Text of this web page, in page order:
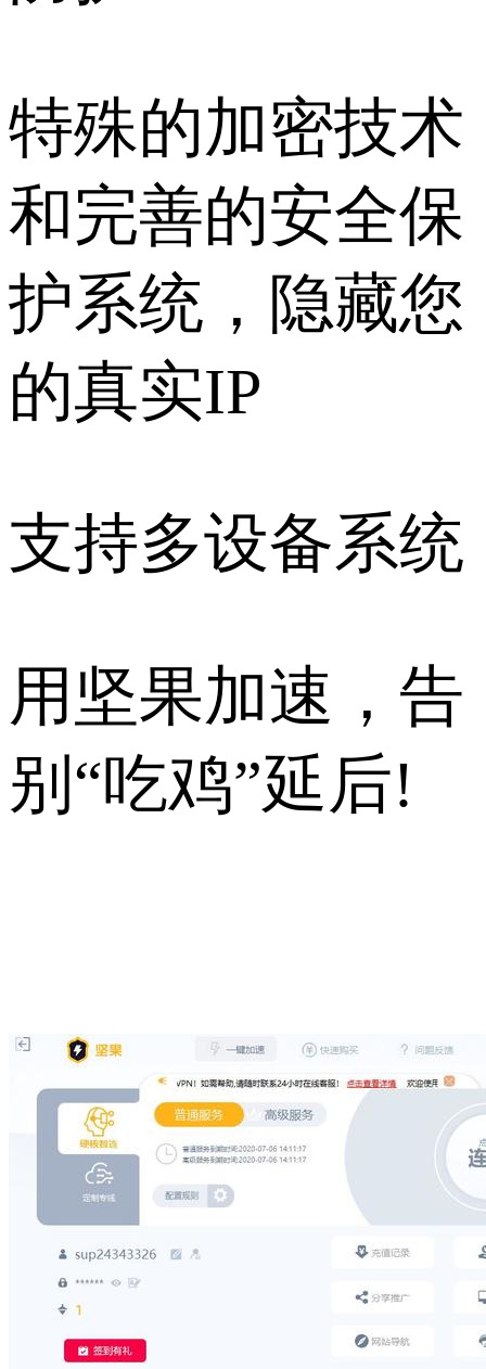
特殊的加密技术
和完善的安全保
护系统，隐藏您
的真实IP
支持多设备系统
用坚果加速，告
别“吃鸡”延后!